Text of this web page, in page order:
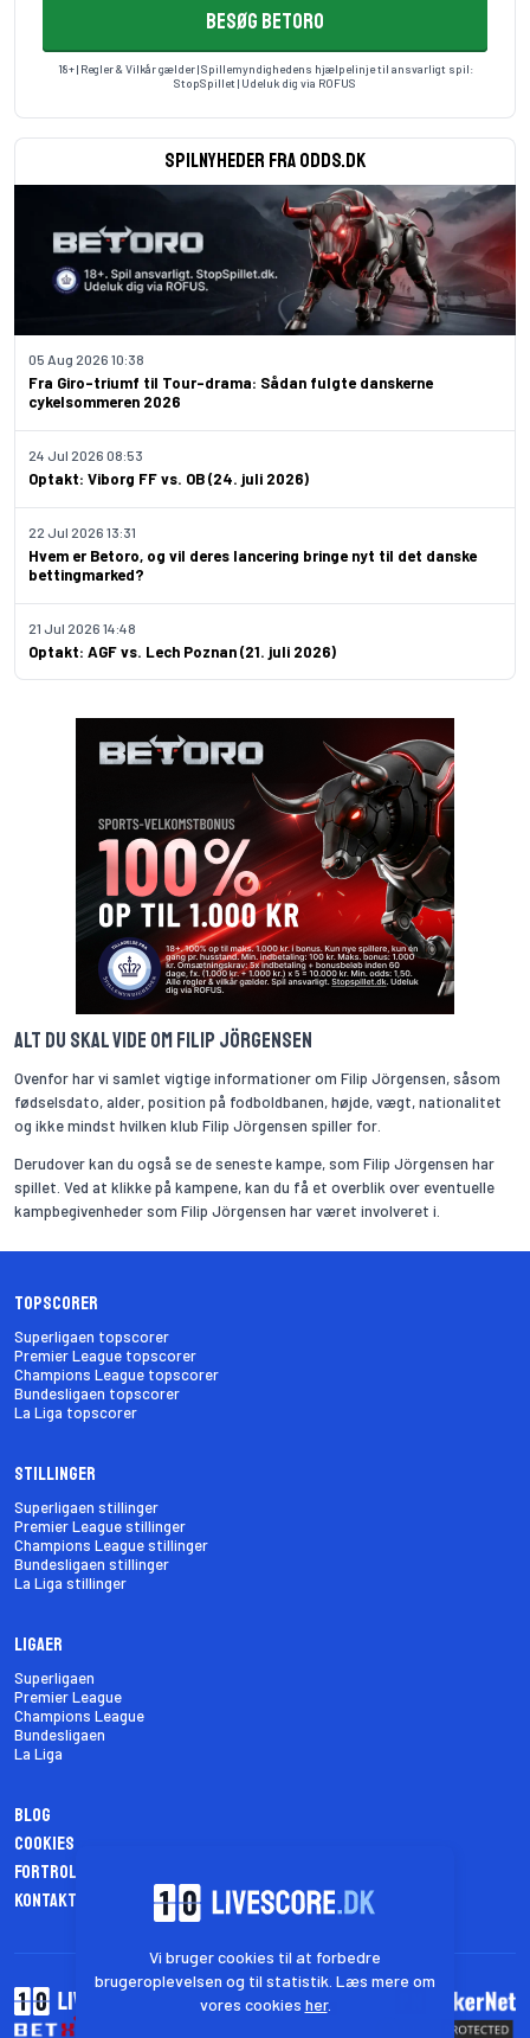
BESØG BETORO
18+ | Regler & Vilkår gælder | Spillemyndighedens hjælpelinje til ansvarligt spil:
StopSpillet | Udeluk dig via ROFUS
Spilnyheder fra odds.dk
Fra Giro-triumf til Tour-drama: Sådan fulgte danskerne
cykelsommeren 2026
05 Aug 2026 10:38
Optakt: Viborg FF vs. OB (24. juli 2026)
24 Jul 2026 08:53
Hvem er Betoro, og vil deres lancering bringe nyt til det danske
bettingmarked?
22 Jul 2026 13:31
Optakt: AGF vs. Lech Poznan (21. juli 2026)
21 Jul 2026 14:48
Alt du skal vide om Filip Jörgensen
Ovenfor har vi samlet vigtige informationer om Filip Jörgensen, såsom
fødselsdato, alder, position på fodboldbanen, højde, vægt, nationalitet
og ikke mindst hvilken klub Filip Jörgensen spiller for.
Derudover kan du også se de seneste kampe, som Filip Jörgensen har
spillet. Ved at klikke på kampene, kan du få et overblik over eventuelle
kampbegivenheder som Filip Jörgensen har været involveret i.
Topscorer
Superligaen topscorer
Premier League topscorer
Champions League topscorer
Bundesligaen topscorer
La Liga topscorer
Stillinger
Superligaen stillinger
Premier League stillinger
Champions League stillinger
Bundesligaen stillinger
La Liga stillinger
Ligaer
Superligaen
Premier League
Champions League
Bundesligaen
La Liga
Blog
Cookies
Fortrolighedspolitik
Kontakt os
Vi bruger cookies til at forbedre
brugeroplevelsen og til statistik. Læs mere om
vores cookies her.